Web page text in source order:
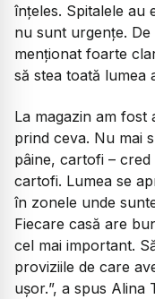
înțeles. Spitalele au
nu sunt urgențe.
menționat foarte
să stea toată lumea
La magazin am fost
prind ceva. Nu mai
pâine, cartofi –
cartofi. Lumea se
în zonele unde
Fiecare casă are
cel mai important.
proviziile de care
ușor.”, a spus Alina